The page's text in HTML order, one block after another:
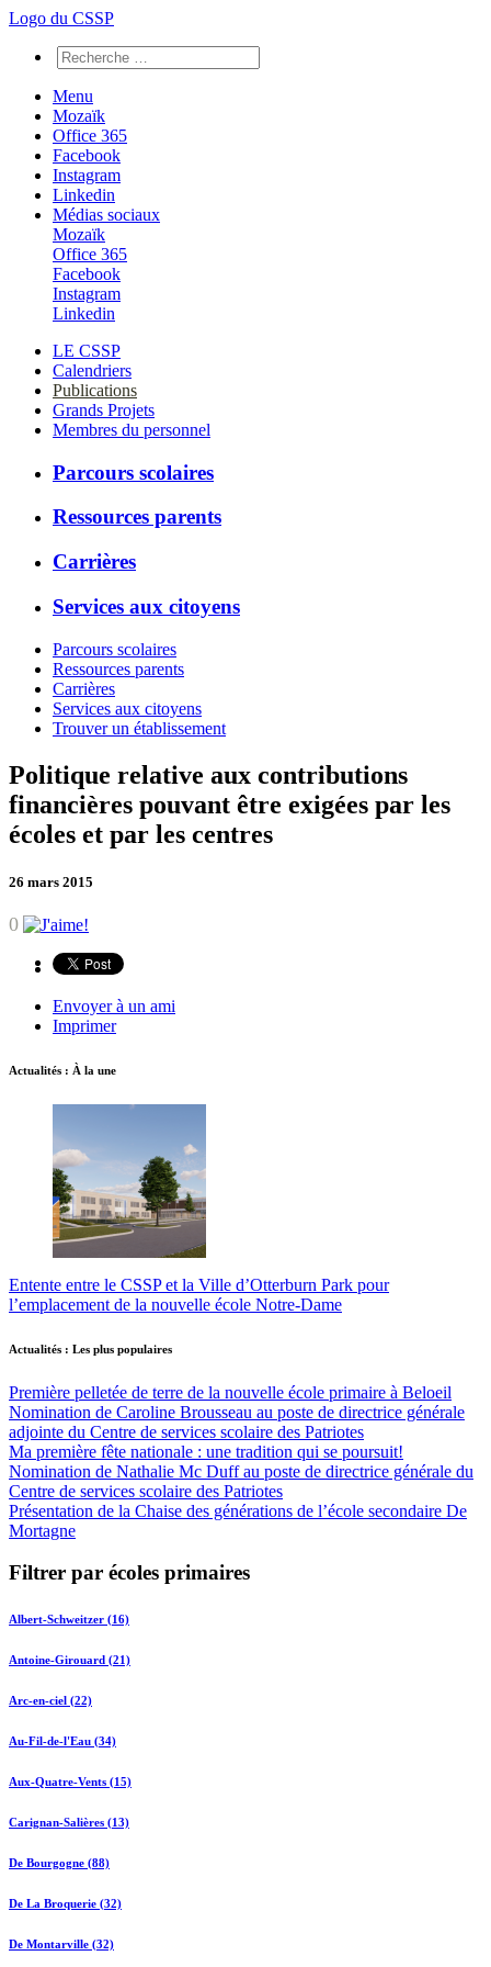
Logo du CSSP
Menu
Mozaïk
Office 365
Facebook
Instagram
Linkedin
Médias sociaux
Mozaïk
Office 365
Facebook
Instagram
Linkedin
LE CSSP
Calendriers
Publications
Grands Projets
Membres du personnel
Parcours scolaires
Ressources parents
Carrières
Services aux citoyens
Parcours scolaires
Ressources parents
Carrières
Services aux citoyens
Trouver un établissement
Politique relative aux contributions
financières pouvant être exigées par les
écoles et par les centres
26 mars 2015
0
Envoyer à un ami
Imprimer
Actualités : À la une
Entente entre le CSSP et la Ville d’Otterburn Park pour
l’emplacement de la nouvelle école Notre-Dame
Actualités : Les plus populaires
Première pelletée de terre de la nouvelle école primaire à Beloeil
Nomination de Caroline Brousseau au poste de directrice générale
adjointe du Centre de services scolaire des Patriotes
Ma première fête nationale : une tradition qui se poursuit!
Nomination de Nathalie Mc Duff au poste de directrice générale du
Centre de services scolaire des Patriotes
Présentation de la Chaise des générations de l’école secondaire De
Mortagne
Filtrer par écoles primaires
Albert-Schweitzer (16)
Antoine-Girouard (21)
Arc-en-ciel (22)
Au-Fil-de-l'Eau (34)
Aux-Quatre-Vents (15)
Carignan-Salières (13)
De Bourgogne (88)
De La Broquerie (32)
De Montarville (32)